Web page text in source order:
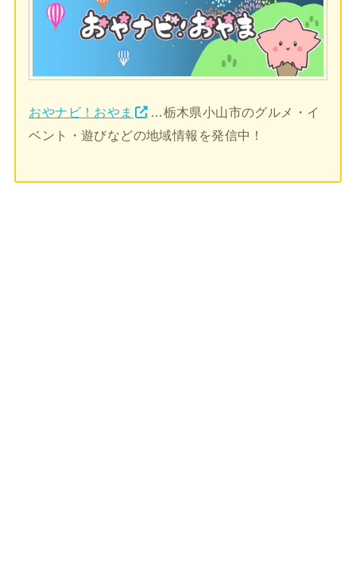
おやナビ！おやま
…栃木県小山市のグルメ・イ
ベント・遊びなどの地域情報を発信中！